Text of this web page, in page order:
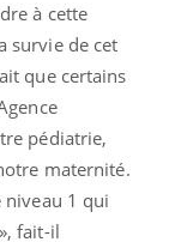
à cette
survie de cet
que certains
pédiatrie,
maternité.
niveau 1 qui
fait-il